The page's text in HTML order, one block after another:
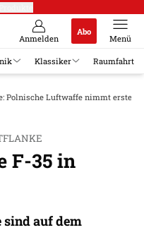
Anmelden
Abo
Menü
Klassiker Raumfahrt
Polnische Luftwaffe nimmt erste F-
F-35 in
auf dem